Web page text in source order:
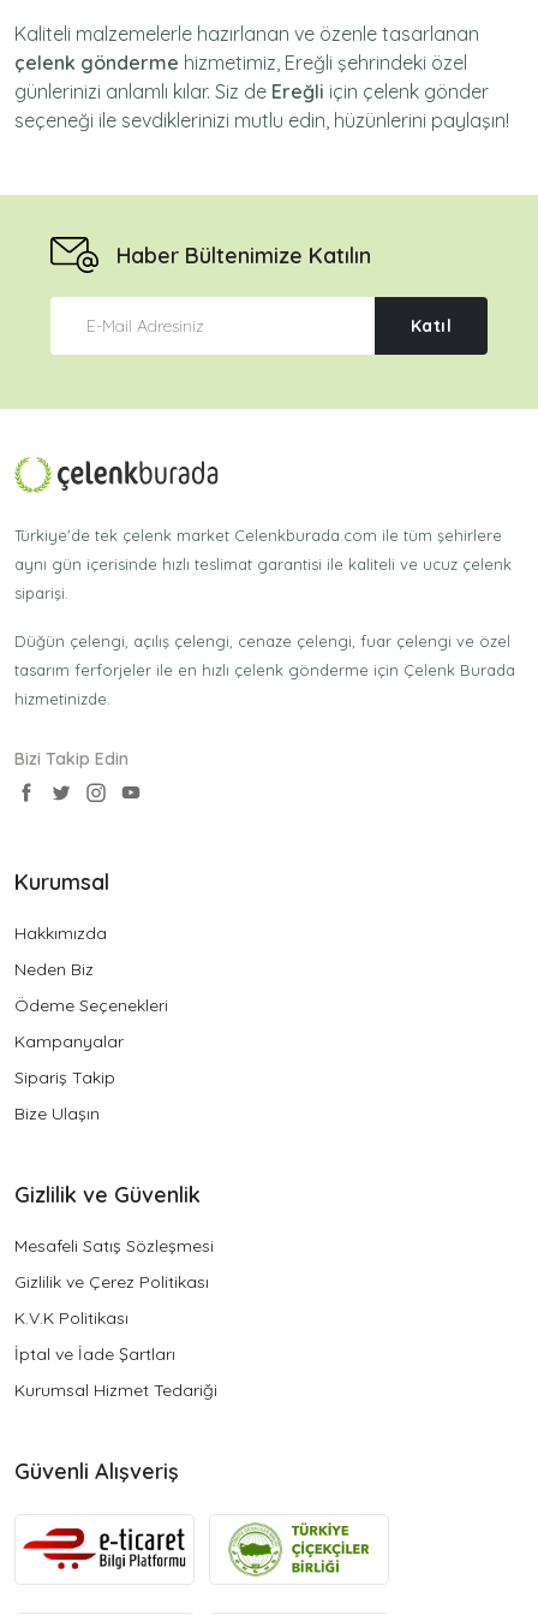
Kaliteli malzemelerle hazırlanan ve özenle tasarlanan
çelenk gönderme hizmetimiz, Ereğli şehrindeki özel
günlerinizi anlamlı kılar. Siz de Ereğli için çelenk gönder
seçeneği ile sevdiklerinizi mutlu edin, hüzünlerini paylaşın!
Haber Bültenimize Katılın
Katıl
Türkiye'de tek çelenk market Celenkburada.com ile tüm şehirlere
aynı gün içerisinde hızlı teslimat garantisi ile kaliteli ve ucuz çelenk
siparişi.
Düğün çelengi, açılış çelengi, cenaze çelengi, fuar çelengi ve özel
tasarım ferforjeler ile en hızlı çelenk gönderme için Çelenk Burada
hizmetinizde.
Bizi Takip Edin
Kurumsal
Hakkımızda
Neden Biz
Ödeme Seçenekleri
Kampanyalar
Sipariş Takip
Bize Ulaşın
Gizlilik ve Güvenlik
Mesafeli Satış Sözleşmesi
Gizlilik ve Çerez Politikası
K.V.K Politikası
İptal ve İade Şartları
Kurumsal Hizmet Tedariği
Güvenli Alışveriş